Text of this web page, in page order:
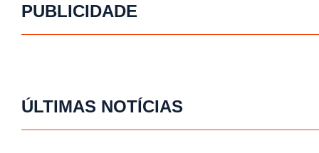
PUBLICIDADE
ÚLTIMAS NOTÍCIAS